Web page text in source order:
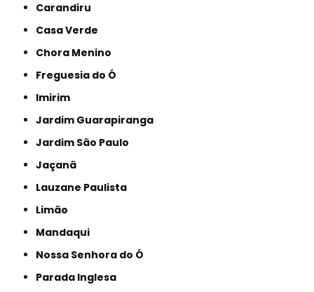
Carandiru
Casa Verde
Chora Menino
Freguesia do Ó
Imirim
Jardim Guarapiranga
Jardim São Paulo
Jaçanã
Lauzane Paulista
Limão
Mandaqui
Nossa Senhora do Ó
Parada Inglesa